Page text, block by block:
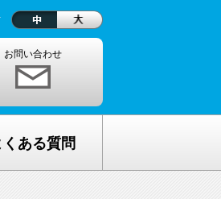
お問い合わせ
くある質問